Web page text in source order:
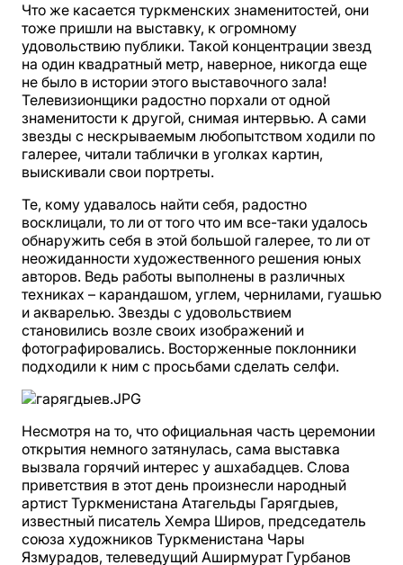
Что же касается туркменских знаменитостей, они
тоже пришли на выставку, к огромному
удовольствию публики. Такой концентрации звезд
на один квадратный метр, наверное, никогда еще
не было в истории этого выставочного зала!
Телевизионщики радостно порхали от одной
знаменитости к другой, снимая интервью. А сами
звезды с нескрываемым любопытством ходили по
галерее, читали таблички в уголках картин,
выискивали свои портреты.
Те, кому удавалось найти себя, радостно
восклицали, то ли от того что им все-таки удалось
обнаружить себя в этой большой галерее, то ли от
неожиданности художественного решения юных
авторов. Ведь работы выполнены в различных
техниках – карандашом, углем, чернилами, гуашью
и акварелью. Звезды с удовольствием
становились возле своих изображений и
фотографировались. Восторженные поклонники
подходили к ним с просьбами сделать селфи.
Несмотря на то, что официальная часть церемонии
открытия немного затянулась, сама выставка
вызвала горячий интерес у ашхабадцев. Слова
приветствия в этот день произнесли народный
артист Туркменистана Атагельды Гарягдыев,
известный писатель Хемра Широв, председатель
союза художников Туркменистана Чары
Язмурадов, телеведущий Аширмурат Гурбанов